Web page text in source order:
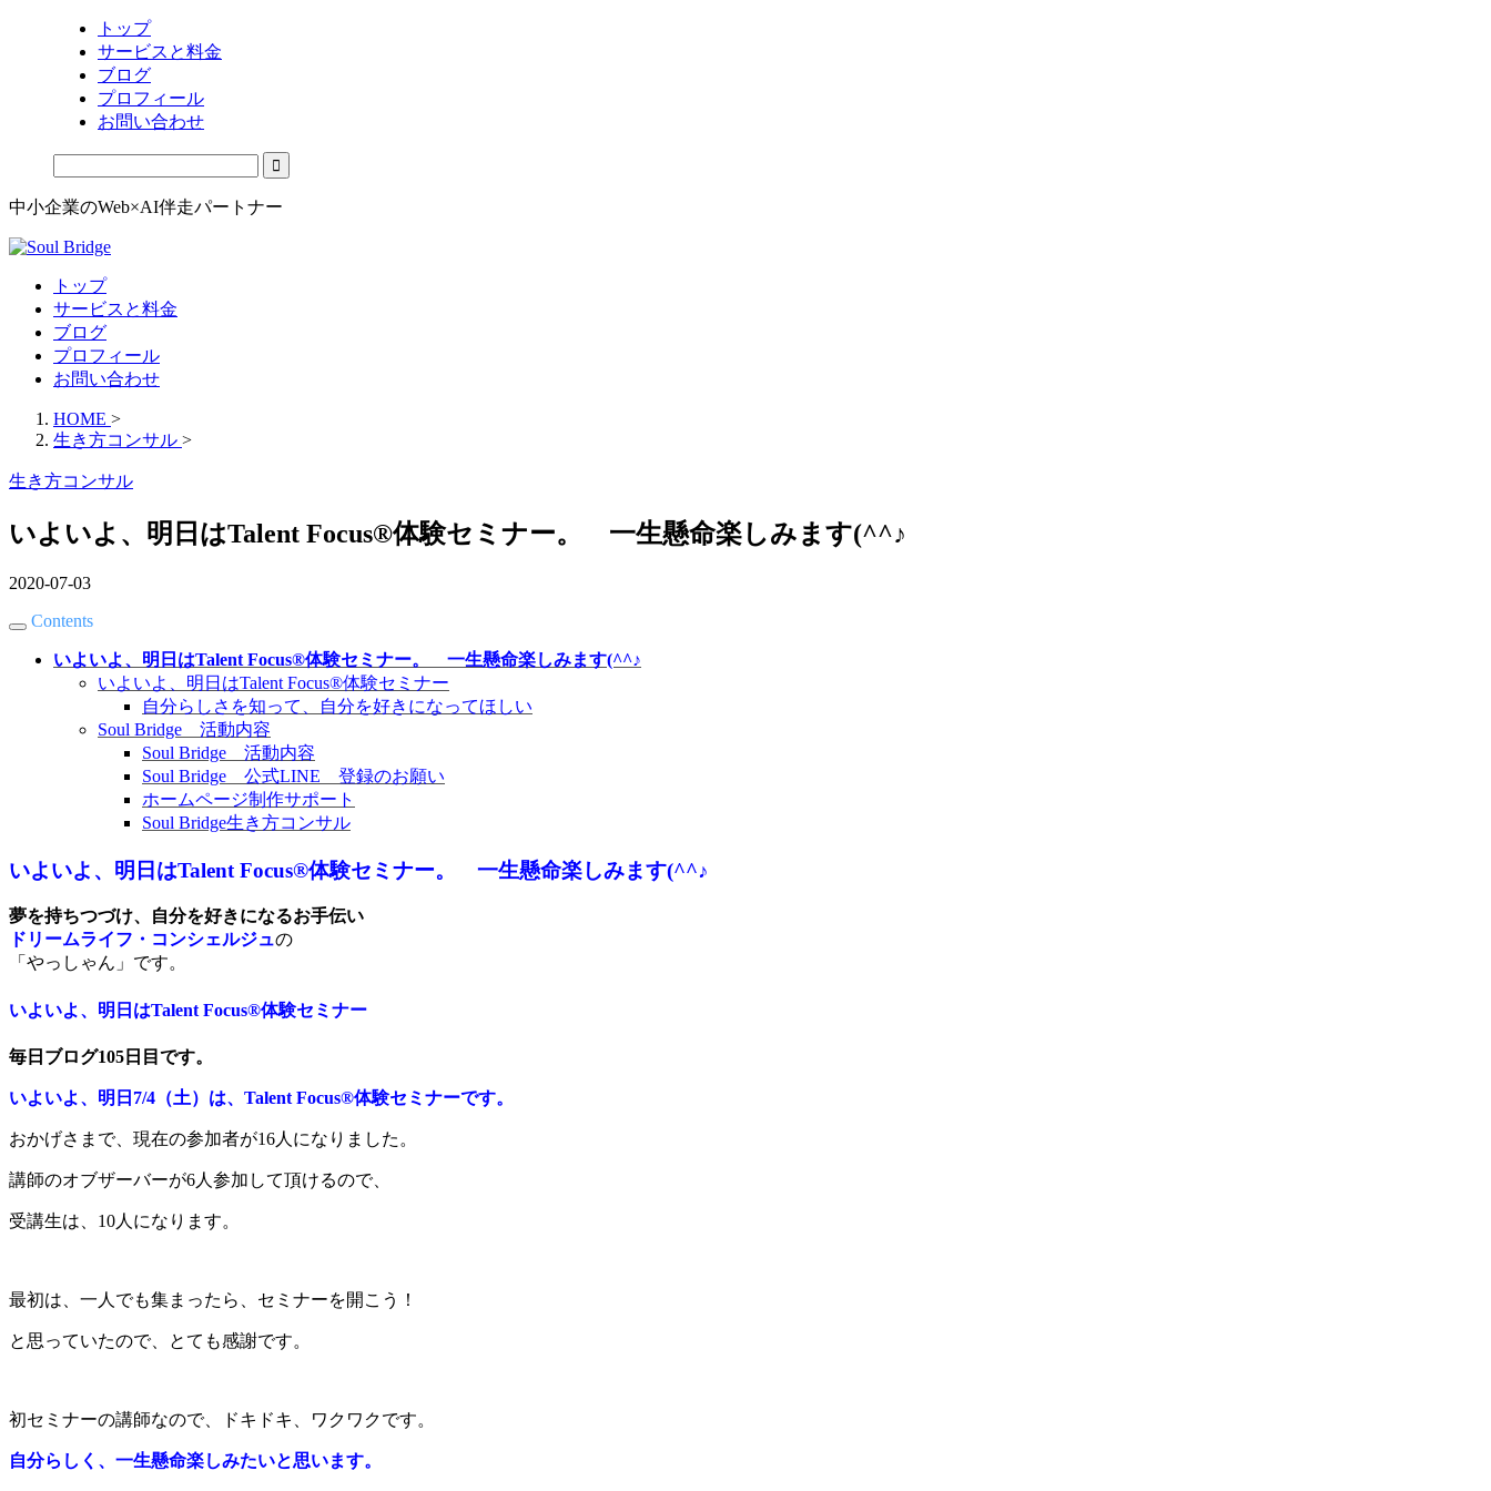
トップ
サービスと料金
ブログ
プロフィール
お問い合わせ
中小企業のWeb×AI伴走パートナー
トップ
サービスと料金
ブログ
プロフィール
お問い合わせ
HOME >
生き方コンサル >
生き方コンサル
いよいよ、明日はTalent Focus®︎体験セミナー。 一生懸命楽しみます(^^♪
2020-07-03
Contents
いよいよ、明日はTalent Focus®︎体験セミナー。 一生懸命楽しみます(^^♪
いよいよ、明日はTalent Focus®︎体験セミナー
自分らしさを知って、自分を好きになってほしい
Soul Bridge 活動内容
Soul Bridge 活動内容
Soul Bridge 公式LINE 登録のお願い
ホームページ制作サポート
Soul Bridge生き方コンサル
いよいよ、明日はTalent Focus®︎体験セミナー。 一生懸命楽しみます(^^♪
夢を持ちつづけ、自分を好きになるお手伝い
ドリームライフ・コンシェルジュの
「やっしゃん」です。
いよいよ、明日はTalent Focus®︎体験セミナー
毎日ブログ105日目です。
いよいよ、明日7/4（土）は、Talent Focus®︎体験セミナーです。
おかげさまで、現在の参加者が16人になりました。
講師のオブザーバーが6人参加して頂けるので、
受講生は、10人になります。
最初は、一人でも集まったら、セミナーを開こう！
と思っていたので、とても感謝です。
初セミナーの講師なので、ドキドキ、ワクワクです。
自分らしく、一生懸命楽しみたいと思います。